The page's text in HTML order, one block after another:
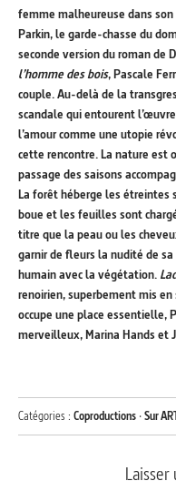
femme malheureuse dans
Parkin, le garde-chasse du
seconde version du roman de
l’homme des bois, Pascale
couple. Au-delà de la
scandale qui entourent
l’amour comme une utopie
cette rencontre. La nature est
passage des saisons
La forêt héberge les étreintes
boue et les feuilles sont
titre que la peau ou les
garnir de fleurs la nudité de
humain avec la végétation.
renoirien, superbement mis
occupe une place essentielle,
merveilleux, Marina Hands et
Catégories : Coproductions ·Sur